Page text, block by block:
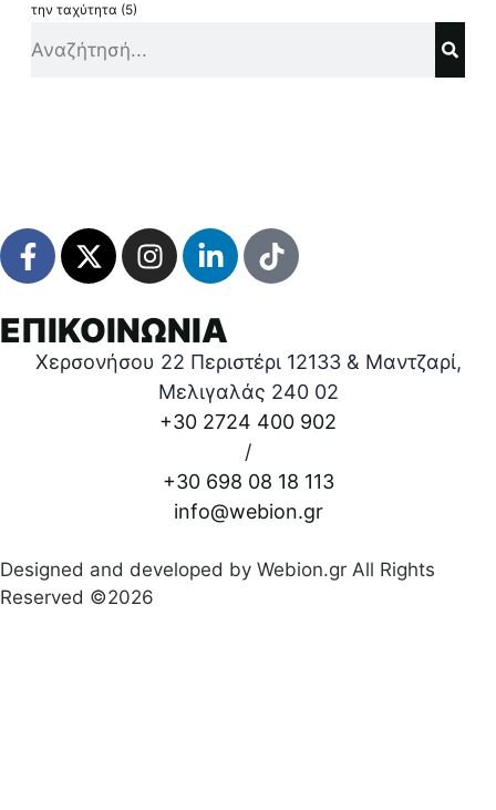
την ταχύτητα (5)
ΕΠΙΚΟΙΝΩΝΙΑ
Χερσονήσου 22 Περιστέρι 12133 & Μαντζαρί,
Μελιγαλάς 240 02
+30 2724 400 902
/
+30 698 08 18 113
info@webion.gr
Designed and developed by Webion.gr All Rights
Reserved ©2026